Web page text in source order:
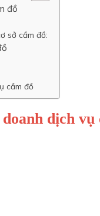
đồ
sở cầm đồ:
cầm đồ
dịch vụ